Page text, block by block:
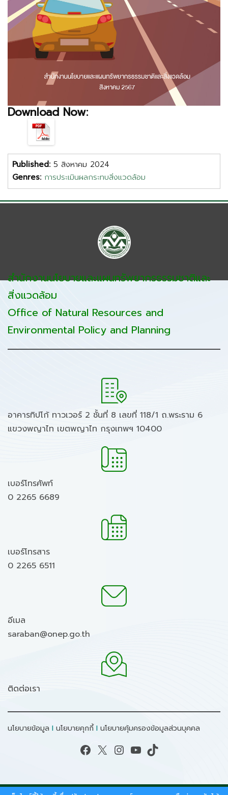
Download Now:
Published: 5 สิงหาคม 2024
Genres: การประเมินผลกระทบสิ่งแวดล้อม
สำนักงานนโยบายและแผนทรัพยากรธรรมชาติและ
สิ่งแวดล้อม
Office of Natural Resources and
Environmental Policy and Planning
อาคารทิปโก้ ทาวเวอร์ 2 ชั้นที่ 8 เลขที่ 118/1 ถ.พระราม 6
แขวงพญาไท เขตพญาไท กรุงเทพฯ 10400
เบอร์โทรศัพท์
0 2265 6689
เบอร์โทรสาร
0 2265 6511
อีเมล
saraban@onep.go.th
ติดต่อเรา
นโยบายข้อมูล I นโยบายคุกกี้ I นโยบายคุ้มครองข้อมูลส่วนบุคคล
Facebook X Instagram YouTube TikTok